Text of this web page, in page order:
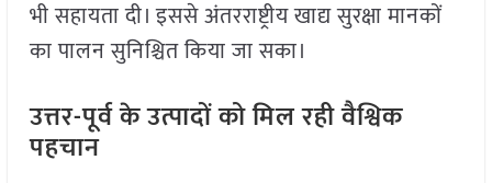
भी सहायता दी। इससे अंतरराष्ट्रीय खाद्य सुरक्षा मानकों
का पालन सुनिश्चित किया जा सका।
उत्तर-पूर्व के उत्पादों को मिल रही वैश्विक
पहचान